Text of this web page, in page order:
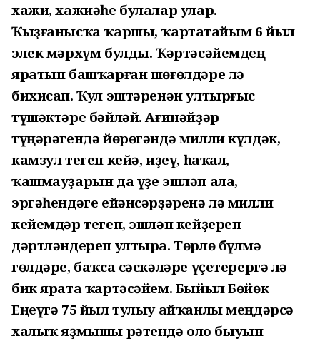
хажи, хажиәһе булалар улар.
Ҡыҙғанысҡа ҡаршы, ҡартатайым 6 йыл
элек мәрхүм булды. Ҡәртәсәйемдең
яратып башҡарған шөғөлдәре лә
бихисап. Ҡул эштәренән ултырғыс
түшәктәре бәйләй. Ағинәйҙәр
түңәрәгендә йөрөгәндә милли күлдәк,
камзул тегеп кейә, иҙеү, һаҡал,
ҡашмауҙарын да үҙе эшләп ала,
эргәһендәге ейәнсәрҙәренә лә милли
кейемдәр тегеп, эшләп кейҙереп
дәртләндереп ултыра. Төрлө бүлмә
гөлдәре, баҡса сәскәләре үҫетерергә лә
бик ярата ҡартәсәйем. Быйыл Бөйөк
Еңеүгә 75 йыл тулыу айҡанлы меңдәрсә
халыҡ яҙмышы рәтендә оло быуын